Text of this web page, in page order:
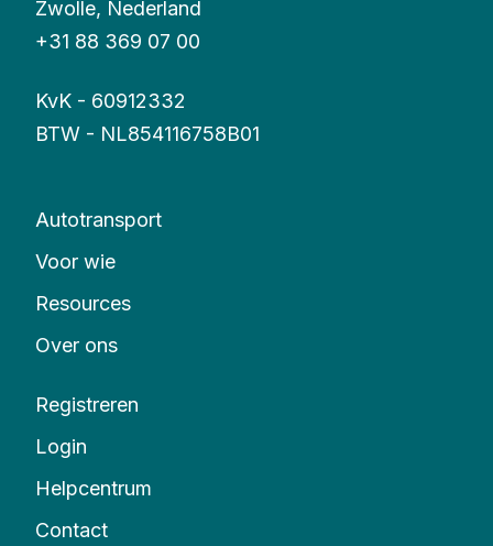
Zwolle, Nederland
+31 88 369 07 00
KvK - 60912332
BTW - NL854116758B01
Autotransport
Voor wie
Resources
Over ons
Registreren
Login
Helpcentrum
Contact